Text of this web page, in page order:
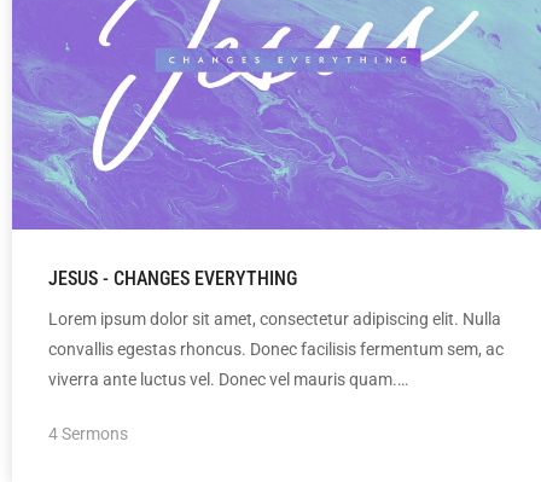
JESUS - CHANGES EVERYTHING
Lorem ipsum dolor sit amet, consectetur adipiscing elit. Nulla
convallis egestas rhoncus. Donec facilisis fermentum sem, ac
viverra ante luctus vel. Donec vel mauris quam.…
4 Sermons